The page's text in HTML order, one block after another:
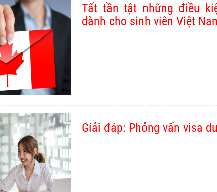
Tất tần tật những điều
dành cho sinh viên Việt
Giải đáp: Phỏng vấn visa